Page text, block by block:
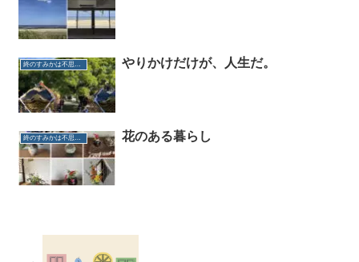
終のすみかは不思議だらけ やりかけだけが、人生だ。
終のすみかは不思議だらけ 花のある暮らし